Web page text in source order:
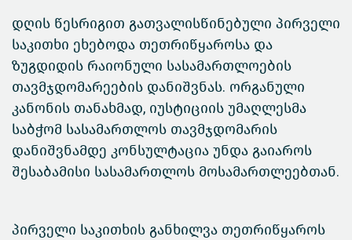
დღის წესრიგით გათვალისწინებული პირველი
საკითხი ეხებოდა თეთრიწყაროსა და
ზუგდიდის რაიონული სასამართლოების
თავმჯდომარეების დანიშვნას. ორგანული
კანონის თანახმად, იუსტიციის უმაღლესმა
საბჭომ სასამართლოს თავმჯდომარის
დანიშვნამდე კონსულტაცია უნდა გაიაროს
შესაბამისი სასამართლოს მოსამართლეებთან.
პირველი საკითხის განხილვა თეთრიწყაროს